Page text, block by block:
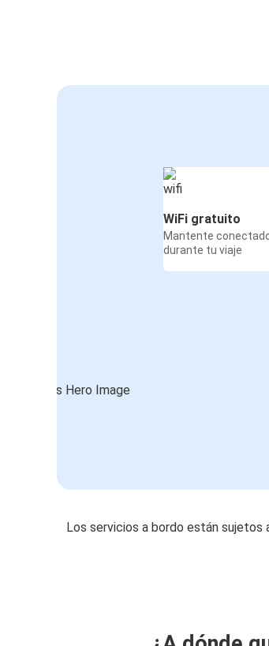
WiFi gratuito
Mantente
durante tu viaje
Los servicios a bordo están sujetos